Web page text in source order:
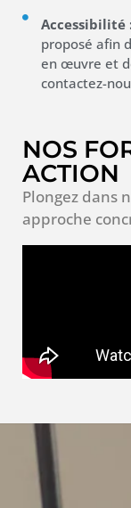
Accessibilité
proposé afin
en œuvre et
contactez-
NOS
ACTION
Plongez dans
approche